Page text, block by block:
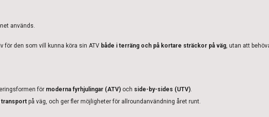
används.
för den som vill kunna köra sin ATV både i terräng och på kortare sträckor på väg, utan att
för moderna fyrhjulingar (ATV) och side-by-sides (UTV).
på väg, och ger fler möjligheter för allroundanvändning året runt.